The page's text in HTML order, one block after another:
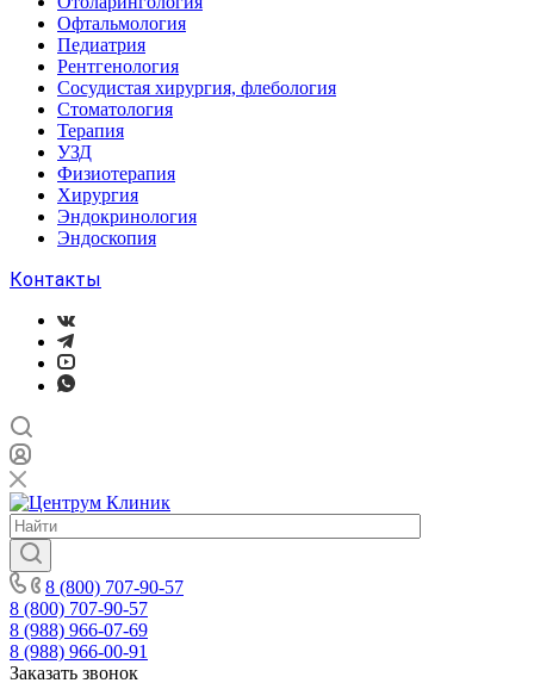
Офтальмология
Педиатрия
Рентгенология
Сосудистая хирургия, флебология
Стоматология
Терапия
УЗД
Физиотерапия
Хирургия
Эндокринология
Эндоскопия
Контакты
8 (800) 707-90-57
8 (800) 707-90-57
8 (988) 966-07-69
8 (988) 966-00-91
Заказать звонок